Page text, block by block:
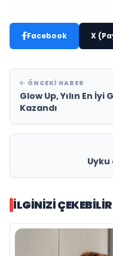
Facebook X
ÖNCEKI HABER
Glow Up, Yılın En
Kazandı
İLGINIZI ÇEKEBILIR